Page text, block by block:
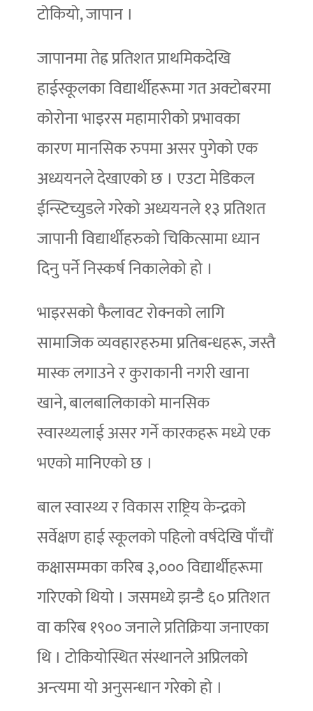
टोकियो, जापान ।
जापानमा तेह्र प्रतिशत प्राथमिकदेखि
हाईस्कूलका विद्यार्थीहरूमा गत अक्टोबरमा
कोरोना भाइरस महामारीको प्रभावका
कारण मानसिक रुपमा असर पुगेको एक
अध्ययनले देखाएको छ । एउटा मेडिकल
ईन्स्टिच्युडले गरेको अध्ययनले १३ प्रतिशत
जापानी विद्यार्थीहरुको चिकित्सामा ध्यान
दिनु पर्ने निस्कर्ष निकालेको हो ।
भाइरसको फैलावट रोक्नको लागि
सामाजिक व्यवहारहरुमा प्रतिबन्धहरू, जस्तै
मास्क लगाउने र कुराकानी नगरी खाना
खाने, बालबालिकाको मानसिक
स्वास्थ्यलाई असर गर्ने कारकहरू मध्ये एक
भएको मानिएको छ ।
बाल स्वास्थ्य र विकास राष्ट्रिय केन्द्रको
सर्वेक्षण हाई स्कूलको पहिलो वर्षदेखि पाँचौं
कक्षासम्मका करिब ३,००० विद्यार्थीहरूमा
गरिएको थियो । जसमध्ये झन्डै ६० प्रतिशत
वा करिब १९०० जनाले प्रतिक्रिया जनाएका
थि । टोकियोस्थित संस्थानले अप्रिलको
अन्त्यमा यो अनुसन्धान गरेको हो ।